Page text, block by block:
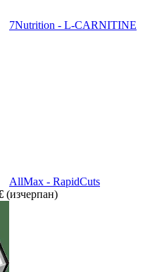
7Nutrition - L-CARNITINE
AllMax - RapidCuts
(изчерпан)